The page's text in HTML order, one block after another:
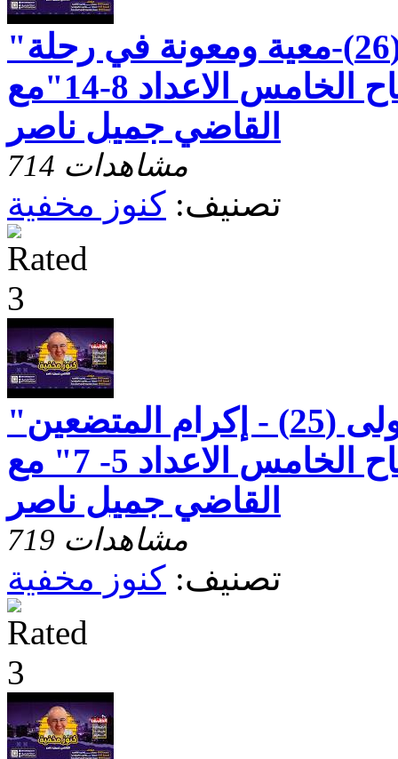
"رسالة بطرس الاولى(26)-معية ومعونة في رحلة
الايمان - الاصحاح الخامس الاعداد 8-14"مع
القاضي جميل ناصر
714 مشاهدات
تصنيف: كنوز مخفية
"رسالة بطرس الاولى (25) - إكرام المتضعين
ورعايتهم - الاصحاح الخامس الاعداد 5- 7" مع
القاضي جميل ناصر
719 مشاهدات
تصنيف: كنوز مخفية